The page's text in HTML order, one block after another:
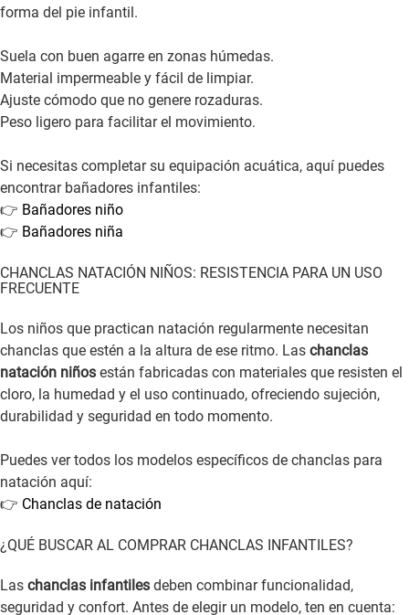
forma del pie infantil.
Suela con buen agarre en zonas húmedas.
Material impermeable y fácil de limpiar.
Ajuste cómodo que no genere rozaduras.
Peso ligero para facilitar el movimiento.
Si necesitas completar su equipación acuática, aquí puedes
encontrar bañadores infantiles:
👉 Bañadores niño
👉 Bañadores niña
CHANCLAS NATACIÓN NIÑOS: RESISTENCIA PARA UN USO
FRECUENTE
Los niños que practican natación regularmente necesitan
chanclas que estén a la altura de ese ritmo. Las chanclas
natación niños están fabricadas con materiales que resisten el
cloro, la humedad y el uso continuado, ofreciendo sujeción,
durabilidad y seguridad en todo momento.
Puedes ver todos los modelos específicos de chanclas para
natación aquí:
👉 Chanclas de natación
¿QUÉ BUSCAR AL COMPRAR CHANCLAS INFANTILES?
Las chanclas infantiles deben combinar funcionalidad,
seguridad y confort. Antes de elegir un modelo, ten en cuenta: